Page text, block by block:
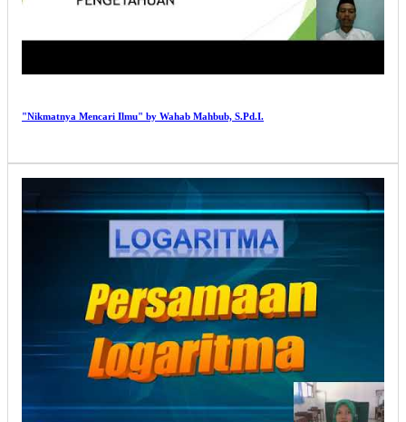
"Nikmatnya Mencari Ilmu" by Wahab Mahbub, S.Pd.I.